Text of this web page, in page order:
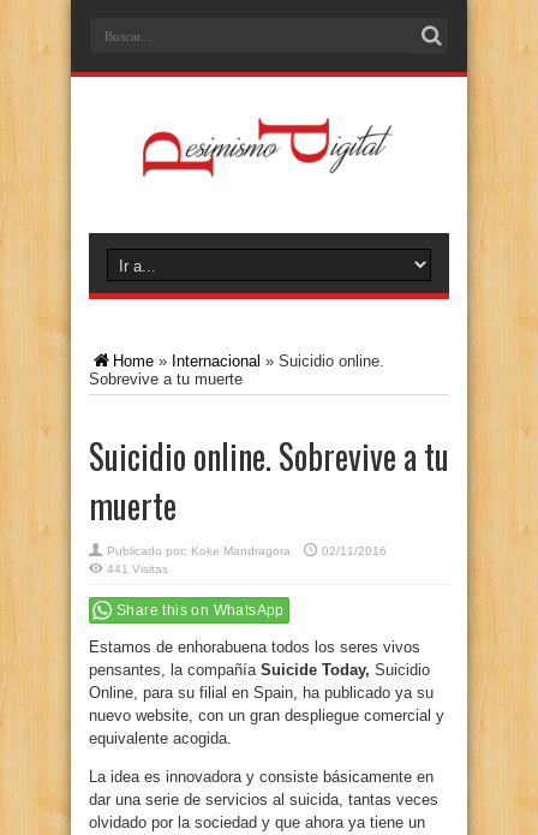
Home » Internacional » Suicidio online.
Sobrevive a tu muerte
Suicidio online. Sobrevive a tu
muerte
Publicado por: Koke Mandragora
02/11/2016
441 Visitas
Share this on WhatsApp
Estamos de enhorabuena todos los seres vivos
pensantes, la compañía Suicide Today, Suicidio
Online, para su filial en Spain, ha publicado ya su
nuevo website, con un gran despliegue comercial y
equivalente acogida.
La idea es innovadora y consiste básicamente en
dar una serie de servicios al suicida, tantas veces
olvidado por la sociedad y que ahora ya tiene un